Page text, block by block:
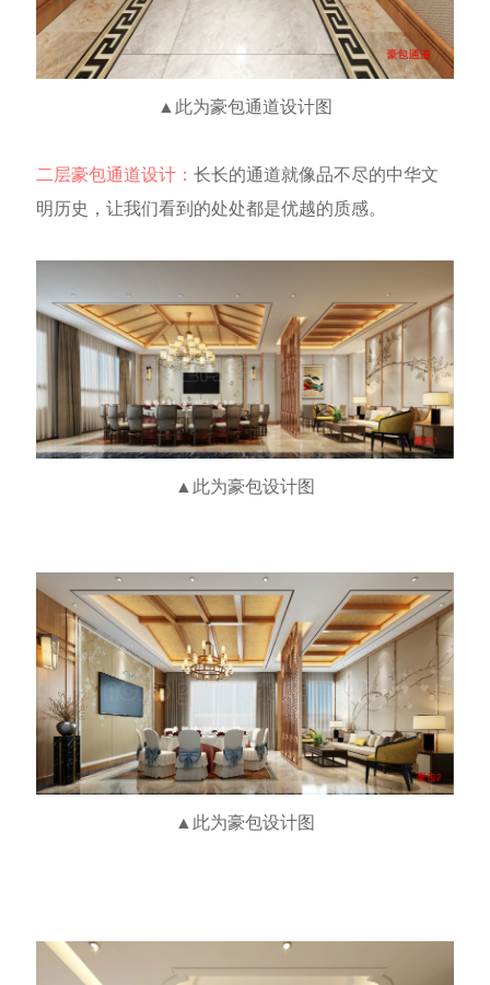
▲此为豪包通道设计图
二层豪包通道设计：长长的通道就像品不尽的中华文
明历史，让我们看到的处处都是优越的质感。
▲此为豪包设计图
▲此为豪包设计图